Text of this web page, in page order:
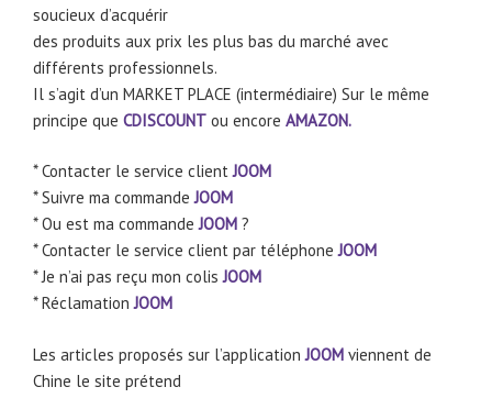
soucieux d’acquérir
des produits aux prix les plus bas du marché avec
différents professionnels.
Il s’agit d’un MARKET PLACE (intermédiaire) Sur le même
principe que CDISCOUNT ou encore AMAZON.
* Contacter le service clientJOOM
* Suivre ma commandeJOOM
* Ou est ma commandeJOOM ?
* Contacter le service client par téléphoneJOOM
* Je n’ai pas reçu mon colisJOOM
* RéclamationJOOM
Les articles proposés sur l’applicationJOOM viennent de
Chine le site prétend